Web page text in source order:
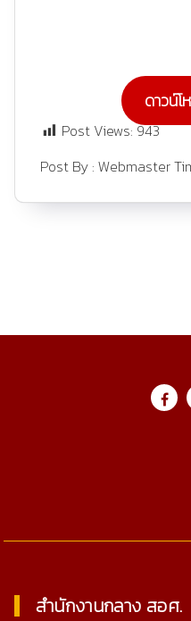
ดาวน์โ
Post Views: 943
Post By : Webmaster
สำนักงานกลาง สอศ.